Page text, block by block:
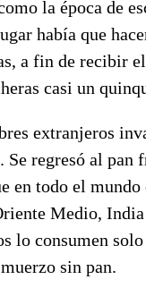
la época de
había que
a fin de recibir
casi un
extranjeros
regresó al pan
en todo el
Medio,
lo consumen
sin pan.